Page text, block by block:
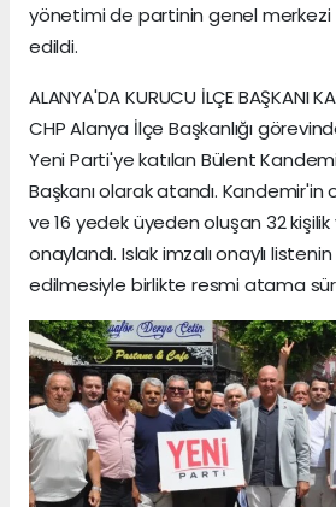
yönetimi de partinin genel merkezi
edildi.
ALANYA'DA KURUCU İLÇE BAŞKANI
CHP Alanya İlçe Başkanlığı
Yeni Parti'ye katılan Bülent
Başkanı olarak atandı. Kandemir'in
ve 16 yedek üyeden oluşan 32
onaylandı. Islak imzalı onaylı
edilmesiyle birlikte resmi atama